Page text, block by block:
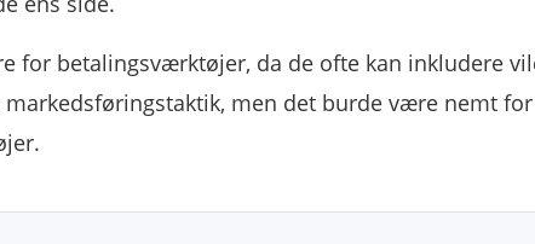
for betalingsværktøjer, da de ofte kan inkludere
men det burde være nemt